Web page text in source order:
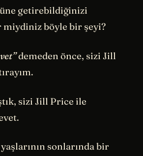
getirebildiğinizi
miydiniz böyle bir şeyi?
demeden önce, sizi Jill
sizi Jill Price ile
sonlarında bir